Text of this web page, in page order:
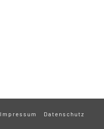
Impressum Datenschutz